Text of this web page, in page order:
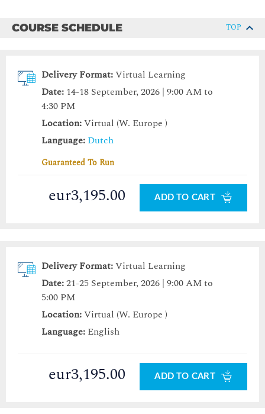
COURSE SCHEDULE TOP
Delivery Format:Virtual Learning
Date: 14-18 September, 2026 | 9:00 AM to
4:30 PM
Location:Virtual (W. Europe )
Language: Dutch
Guaranteed To Run
eur3,195.00 ADD TO CART
Delivery Format:Virtual Learning
Date:21-25 September, 2026 | 9:00 AM to
5:00 PM
Location:Virtual (W. Europe )
Language: English
eur3,195.00 ADD TO CART